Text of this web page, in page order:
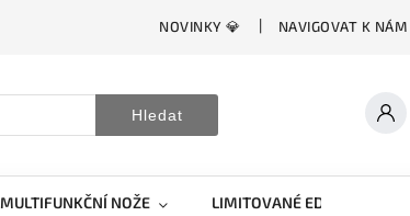
NOVINKY 💎 NAVIGOVAT K NÁM
Hledat
MULTIFUNKČNÍ NOŽE LIMITOVANÉ EDICE